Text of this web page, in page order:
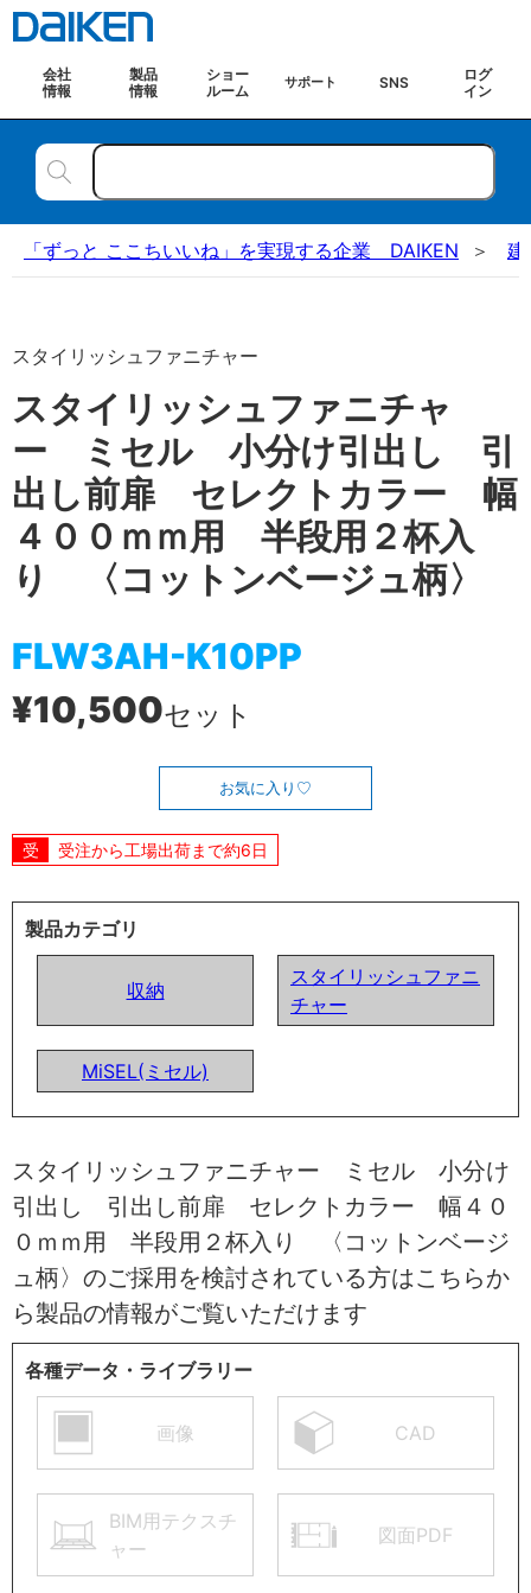
会社
情報
製品
情報
ショー
ルーム
サポート SNS
ログ
イン
「ずっと ここちいいね」を実現する企業 DAIKEN 建
スタイリッシュファニチャー
スタイリッシュファニチャ
ー ミセル 小分け引出し 引
出し前扉 セレクトカラー 幅
４００ｍｍ用 半段用２杯入
り 〈コットンベージュ柄〉
FLW3AH-K10PP
¥10,500セット
お気に入り
受注から工場出荷まで約6日
製品カテゴリ
収納
スタイリッシュファニ
チャー
MiSEL(ミセル)
スタイリッシュファニチャー ミセル 小分け
引出し 引出し前扉 セレクトカラー 幅４０
０ｍｍ用 半段用２杯入り 〈コットンベージ
ュ柄〉のご採用を検討されている方はこちらか
ら製品の情報がご覧いただけます
各種データ・ライブラリー
画像 CAD
BIM用テクスチ
ャー
図面PDF